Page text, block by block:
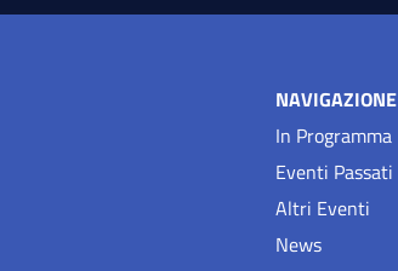
NAVIGAZIONE
In Programma
Eventi Passati
Altri Eventi
News